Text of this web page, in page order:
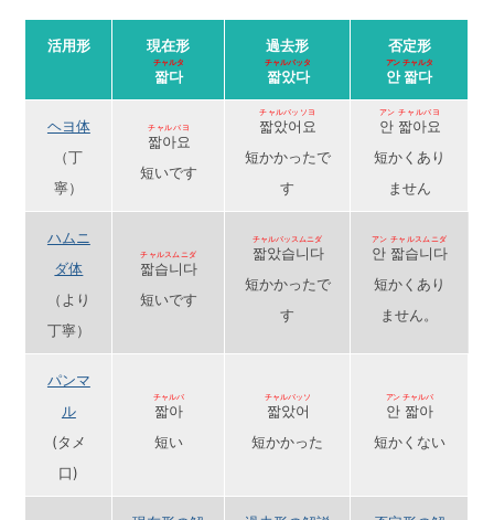
活用形
現在形
짧다
チャルタ
過去形
짧았다
チャルバッタ
否定形
안 짧다
アン チャルタ
ヘヨ体
（丁
寧）
짧아요
チャルバヨ
短いです
짧았어요
チャルバッソヨ
短かかったで
す
안 짧아요
アン チャルバヨ
短かくあり
ません
ハムニ
ダ体
（より
丁寧）
짧습니다
チャルスムニダ
短いです
짧았습니다
チャルバッスムニダ
短かかったで
す
안 짧습니다
アン チャルスムニダ
短かくあり
ません。
パンマ
ル
(タメ
口)
짧아
チャルバ
短い
짧았어
チャルバッソ
短かかった
안 짧아
アン チャルバ
短かくない